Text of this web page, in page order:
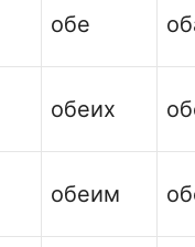
обе
обеих
обеим